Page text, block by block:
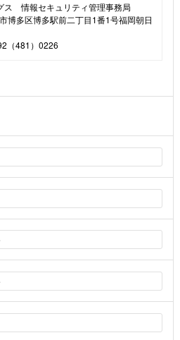
ス 情報セキュリティ管理事務局
多区博多駅前二丁目1番1号福岡朝日
（481）0226